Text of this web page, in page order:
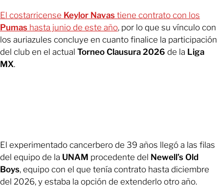
El costarricense Keylor Navas tiene contrato con los
Pumas hasta junio de este año, por lo que su vínculo con
los auriazules concluye en cuanto finalice la participación
del club en el actual Torneo Clausura 2026 de la Liga
MX.
El experimentado cancerbero de 39 años llegó a las filas
del equipo de la UNAM procedente del Newell’s Old
Boys, equipo con el que tenía contrato hasta diciembre
del 2026, y estaba la opción de extenderlo otro año.